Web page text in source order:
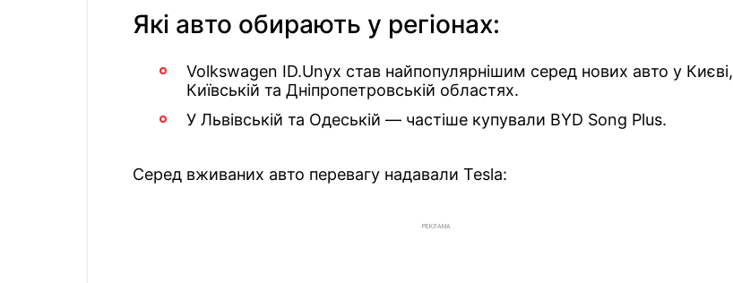
Які авто обирають у регіонах:
Volkswagen ID.Unyx став найпопулярнішим серед нових авто у Києві,
Київській та Дніпропетровській областях.
У Львівській та Одеській — частіше купували BYD Song Plus.
Серед вживаних авто перевагу надавали Tesla:
РЕКЛАМА